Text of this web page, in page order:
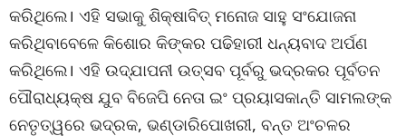
କରିଥିଲେ। ଏହି ସଭାକୁ ଶିକ୍ଷାବିତ୍ ମନୋଜ ସାହୁ ସଂଯୋଜନା
କରିଥିବାବେଳେ କିଶୋର କିଙ୍କର ପଢିହାରୀ ଧନ୍ୟବାଦ ଅର୍ପଣ
କରିଥିଲେ। ଏହି ଉଦ୍‌ଯାପନୀ ଉତ୍ସବ ପୂର୍ବରୁ ଭଦ୍ରକର ପୂର୍ବତନ
ପୌରାଧ୍ୟକ୍ଷ ଯୁବ ବିଜେପି ନେତା ଇଂ ପ୍ରୟାସକାନ୍ତି ସାମଲଙ୍କ
ନେତୃତ୍ୱରେ ଭଦ୍ରକ, ଭଣ୍ଡାରିପୋଖରୀ, ବନ୍ତ ଅଂଚଳର